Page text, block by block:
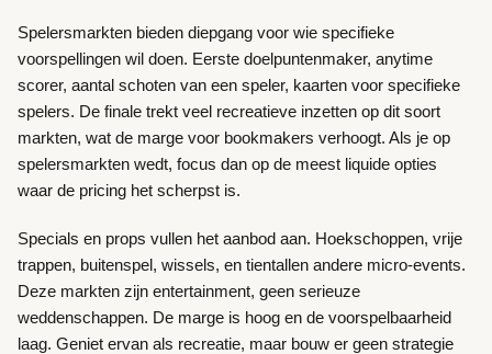
Spelersmarkten bieden diepgang voor wie specifieke
voorspellingen wil doen. Eerste doelpuntenmaker, anytime
scorer, aantal schoten van een speler, kaarten voor specifieke
spelers. De finale trekt veel recreatieve inzetten op dit soort
markten, wat de marge voor bookmakers verhoogt. Als je op
spelersmarkten wedt, focus dan op de meest liquide opties
waar de pricing het scherpst is.
Specials en props vullen het aanbod aan. Hoekschoppen, vrije
trappen, buitenspel, wissels, en tientallen andere micro-events.
Deze markten zijn entertainment, geen serieuze
weddenschappen. De marge is hoog en de voorspelbaarheid
laag. Geniet ervan als recreatie, maar bouw er geen strategie